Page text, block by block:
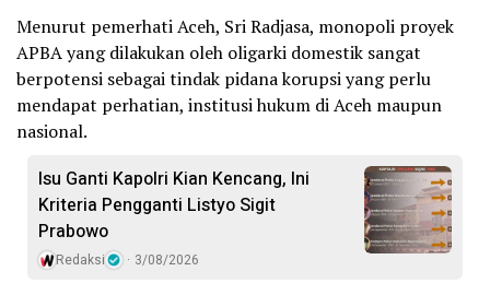
Menurut pemerhati Aceh, Sri Radjasa, monopoli proyek
APBA yang dilakukan oleh oligarki domestik sangat
berpotensi sebagai tindak pidana korupsi yang perlu
mendapat perhatian, institusi hukum di Aceh maupun
nasional.
Isu Ganti Kapolri Kian Kencang, Ini
Kriteria Pengganti Listyo Sigit
Prabowo
Redaksi 3/08/2026